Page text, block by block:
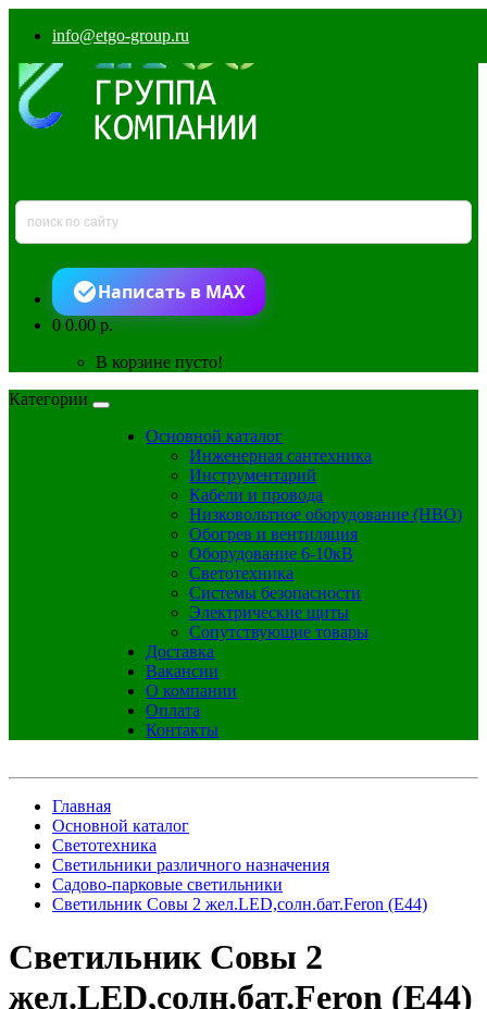
info@etgo-group.ru
Написать в MAX
00.00 р.
В корзине пусто!
Категории
Основной каталог
Инженерная сантехника
Инструментарий
Кабели и провода
Низковольтное оборудование (НВО)
Обогрев и вентиляция
Оборудование 6-10кВ
Светотехника
Системы безопасности
Электрические щиты
Сопутствующие товары
Доставка
Вакансии
О компании
Оплата
Контакты
Главная
Основной каталог
Светотехника
Светильники различного назначения
Садово-парковые светильники
Светильник Совы 2 жел.LED,солн.бат.Feron (E44)
Светильник Совы 2
жел.LED,солн.бат.Feron (E44)